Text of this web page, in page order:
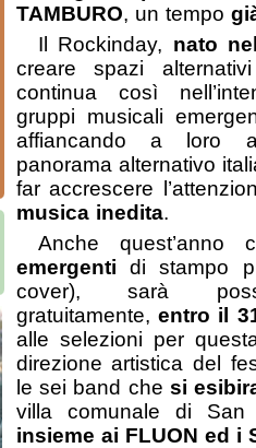
TAMBURO, un tempo
Il Rockinday, nato
creare spazi
continua così
gruppi musicali
affiancando a loro
panorama alternativo
far accrescere
musica inedita.
Anche quest’anno
emergenti di stampo
cover), sarà
gratuitamente, entro il
alle selezioni per
direzione artistica del
le sei band che si
villa comunale di San
insieme ai FLUON ed i